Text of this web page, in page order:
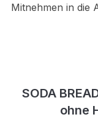
Mitnehmen in die
SODA
ohne